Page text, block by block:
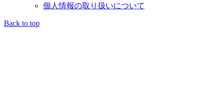
個人情報の取り扱いについて
Back to top